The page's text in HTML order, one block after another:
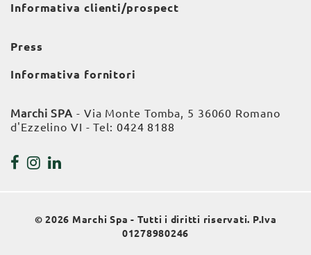
Informativa clienti/prospect
Press
Informativa fornitori
Marchi SPA - Via Monte Tomba, 5 36060 Romano
d'Ezzelino VI - Tel: 0424 8188
© 2026 Marchi Spa - Tutti i diritti riservati. P.Iva
01278980246